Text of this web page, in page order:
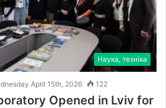
Наука, техніка
April 15th, 2026 122
Opened in Lviv for